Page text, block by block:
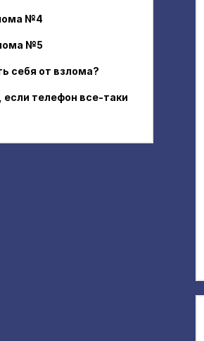
№4
№5
себя от взлома?
если телефон все-таки